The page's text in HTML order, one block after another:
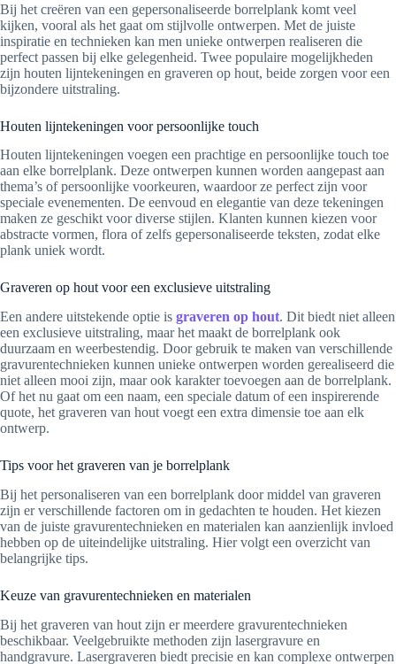
Bij het creëren van een gepersonaliseerde borrelplank komt veel
kijken, vooral als het gaat om stijlvolle ontwerpen. Met de juiste
inspiratie en technieken kan men unieke ontwerpen realiseren die
perfect passen bij elke gelegenheid. Twee populaire mogelijkheden
zijn houten lijntekeningen en graveren op hout, beide zorgen voor een
bijzondere uitstraling.
Houten lijntekeningen voor persoonlijke touch
Houten lijntekeningen voegen een prachtige en persoonlijke touch toe
aan elke borrelplank. Deze ontwerpen kunnen worden aangepast aan
thema’s of persoonlijke voorkeuren, waardoor ze perfect zijn voor
speciale evenementen. De eenvoud en elegantie van deze tekeningen
maken ze geschikt voor diverse stijlen. Klanten kunnen kiezen voor
abstracte vormen, flora of zelfs gepersonaliseerde teksten, zodat elke
plank uniek wordt.
Graveren op hout voor een exclusieve uitstraling
Een andere uitstekende optie is graveren op hout. Dit biedt niet alleen
een exclusieve uitstraling, maar het maakt de borrelplank ook
duurzaam en weerbestendig. Door gebruik te maken van verschillende
gravurentechnieken kunnen unieke ontwerpen worden gerealiseerd die
niet alleen mooi zijn, maar ook karakter toevoegen aan de borrelplank.
Of het nu gaat om een naam, een speciale datum of een inspirerende
quote, het graveren van hout voegt een extra dimensie toe aan elk
ontwerp.
Tips voor het graveren van je borrelplank
Bij het personaliseren van een borrelplank door middel van graveren
zijn er verschillende factoren om in gedachten te houden. Het kiezen
van de juiste gravurentechnieken en materialen kan aanzienlijk invloed
hebben op de uiteindelijke uitstraling. Hier volgt een overzicht van
belangrijke tips.
Keuze van gravurentechnieken en materialen
Bij het graveren van hout zijn er meerdere gravurentechnieken
beschikbaar. Veelgebruikte methoden zijn lasergravure en
handgravure. Lasergraveren biedt precisie en kan complexe ontwerpen